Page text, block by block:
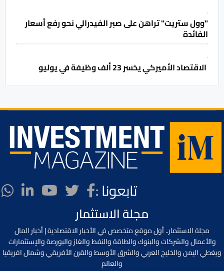
"وول ستريت" تراهن على صبر الفيدرالي نحو رفع أسعار
الفائدة
الاقتصاد الأميركي يخسر 23 ألف وظيفة في يوليو
تابعونا :
مجلة الاستثمار
مجلة الاستثمار.. أول موقع متخصص في الأخبار الاقتصادية | أخبار المال
والأعمال والشركات والبنوك والطاقة والنفط والغاز والبورصة والإستثمارات
ويغطي اليمن والخليج العربي والشرق الأوسط والقرن الأفريقي وشمال افريقيا
والعالم